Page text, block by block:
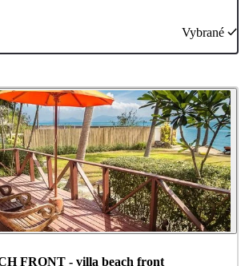
Vybrané
FRONT - villa beach front